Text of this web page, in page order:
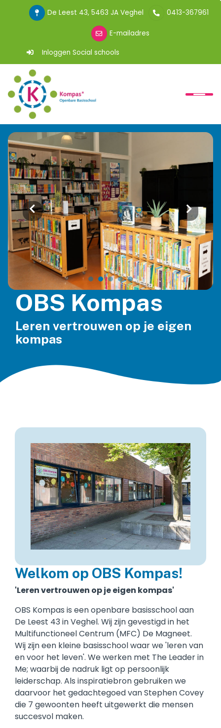
De Leest 43, 5463 JA Veghel 0413-367961
E-mailadres
Inloggen Social schools
Home
OBS Kompas
Ouder
Kinderen
SAAM*
Contact
OBS Kompas
Leren vertrouwen op je eigen
kompas
Welkom op OBS Kompas!
'Leren vertrouwen op je eigen kompas'
OBS Kompas is een openbare basisschool aan
De Leest 43 in Veghel. Wij zijn gevestigd in het
Multifunctioneel Centrum (MFC) De Magneet.
Wij zijn een kleine basisschool waar we 'leren van
en voor het leven'. We werken met The Leader in
Me; waarbij de nadruk ligt op persoonlijk
leiderschap. Als inspiratiebron gebruiken we
daarvoor het gedachtegoed van Stephen Covey
die 7 gewoonten heeft uitgewerkt die mensen
succesvol maken.